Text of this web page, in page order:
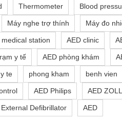
Thermometer Blood
Máy nghe trợ thính Máy đo
medical station AED clinic
y tế AED phòng khám
te phong kham benh vien
AED Philips AED ZOLL
Defibrillator AED